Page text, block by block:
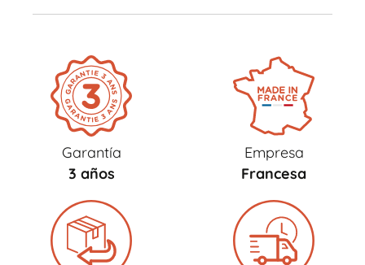
Garantía
3 años
Empresa
Francesa